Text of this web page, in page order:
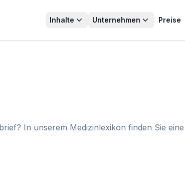
Inhalte Unternehmen Preise
In unserem Medizinlexikon finden Sie